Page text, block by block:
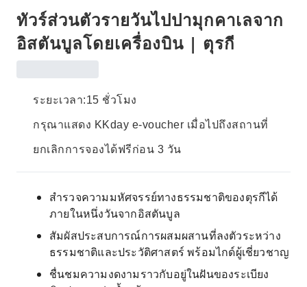
ทัวร์ส่วนตัวรายวันไปปามุกคาเลจาก
อิสตันบูลโดยเครื่องบิน | ตุรกี
ระยะเวลา:15 ชั่วโมง
กรุณาแสดง KKday e-voucher เมื่อไปถึงสถานที่
ยกเลิกการจองได้ฟรีก่อน 3 วัน
สำรวจความมหัศจรรย์ทางธรรมชาติของตุรกีได้
ภายในหนึ่งวันจากอิสตันบูล
สัมผัสประสบการณ์การผสมผสานที่ลงตัวระหว่าง
ธรรมชาติและประวัติศาสตร์ พร้อมไกด์ผู้เชี่ยวชาญ
ชื่นชมความงดงามราวกับอยู่ในฝันของระเบียง